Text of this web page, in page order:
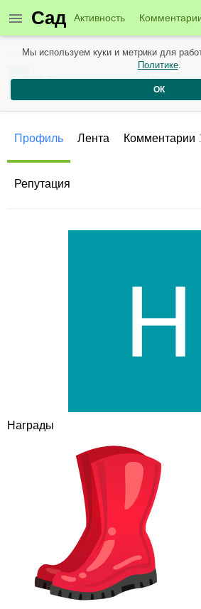
Сад Активность
Пользователи
Надежда4 года
Профиль Лента Комментарии
Репутация
Награды
Мы используем куки и метрики для
Политике.
ОК